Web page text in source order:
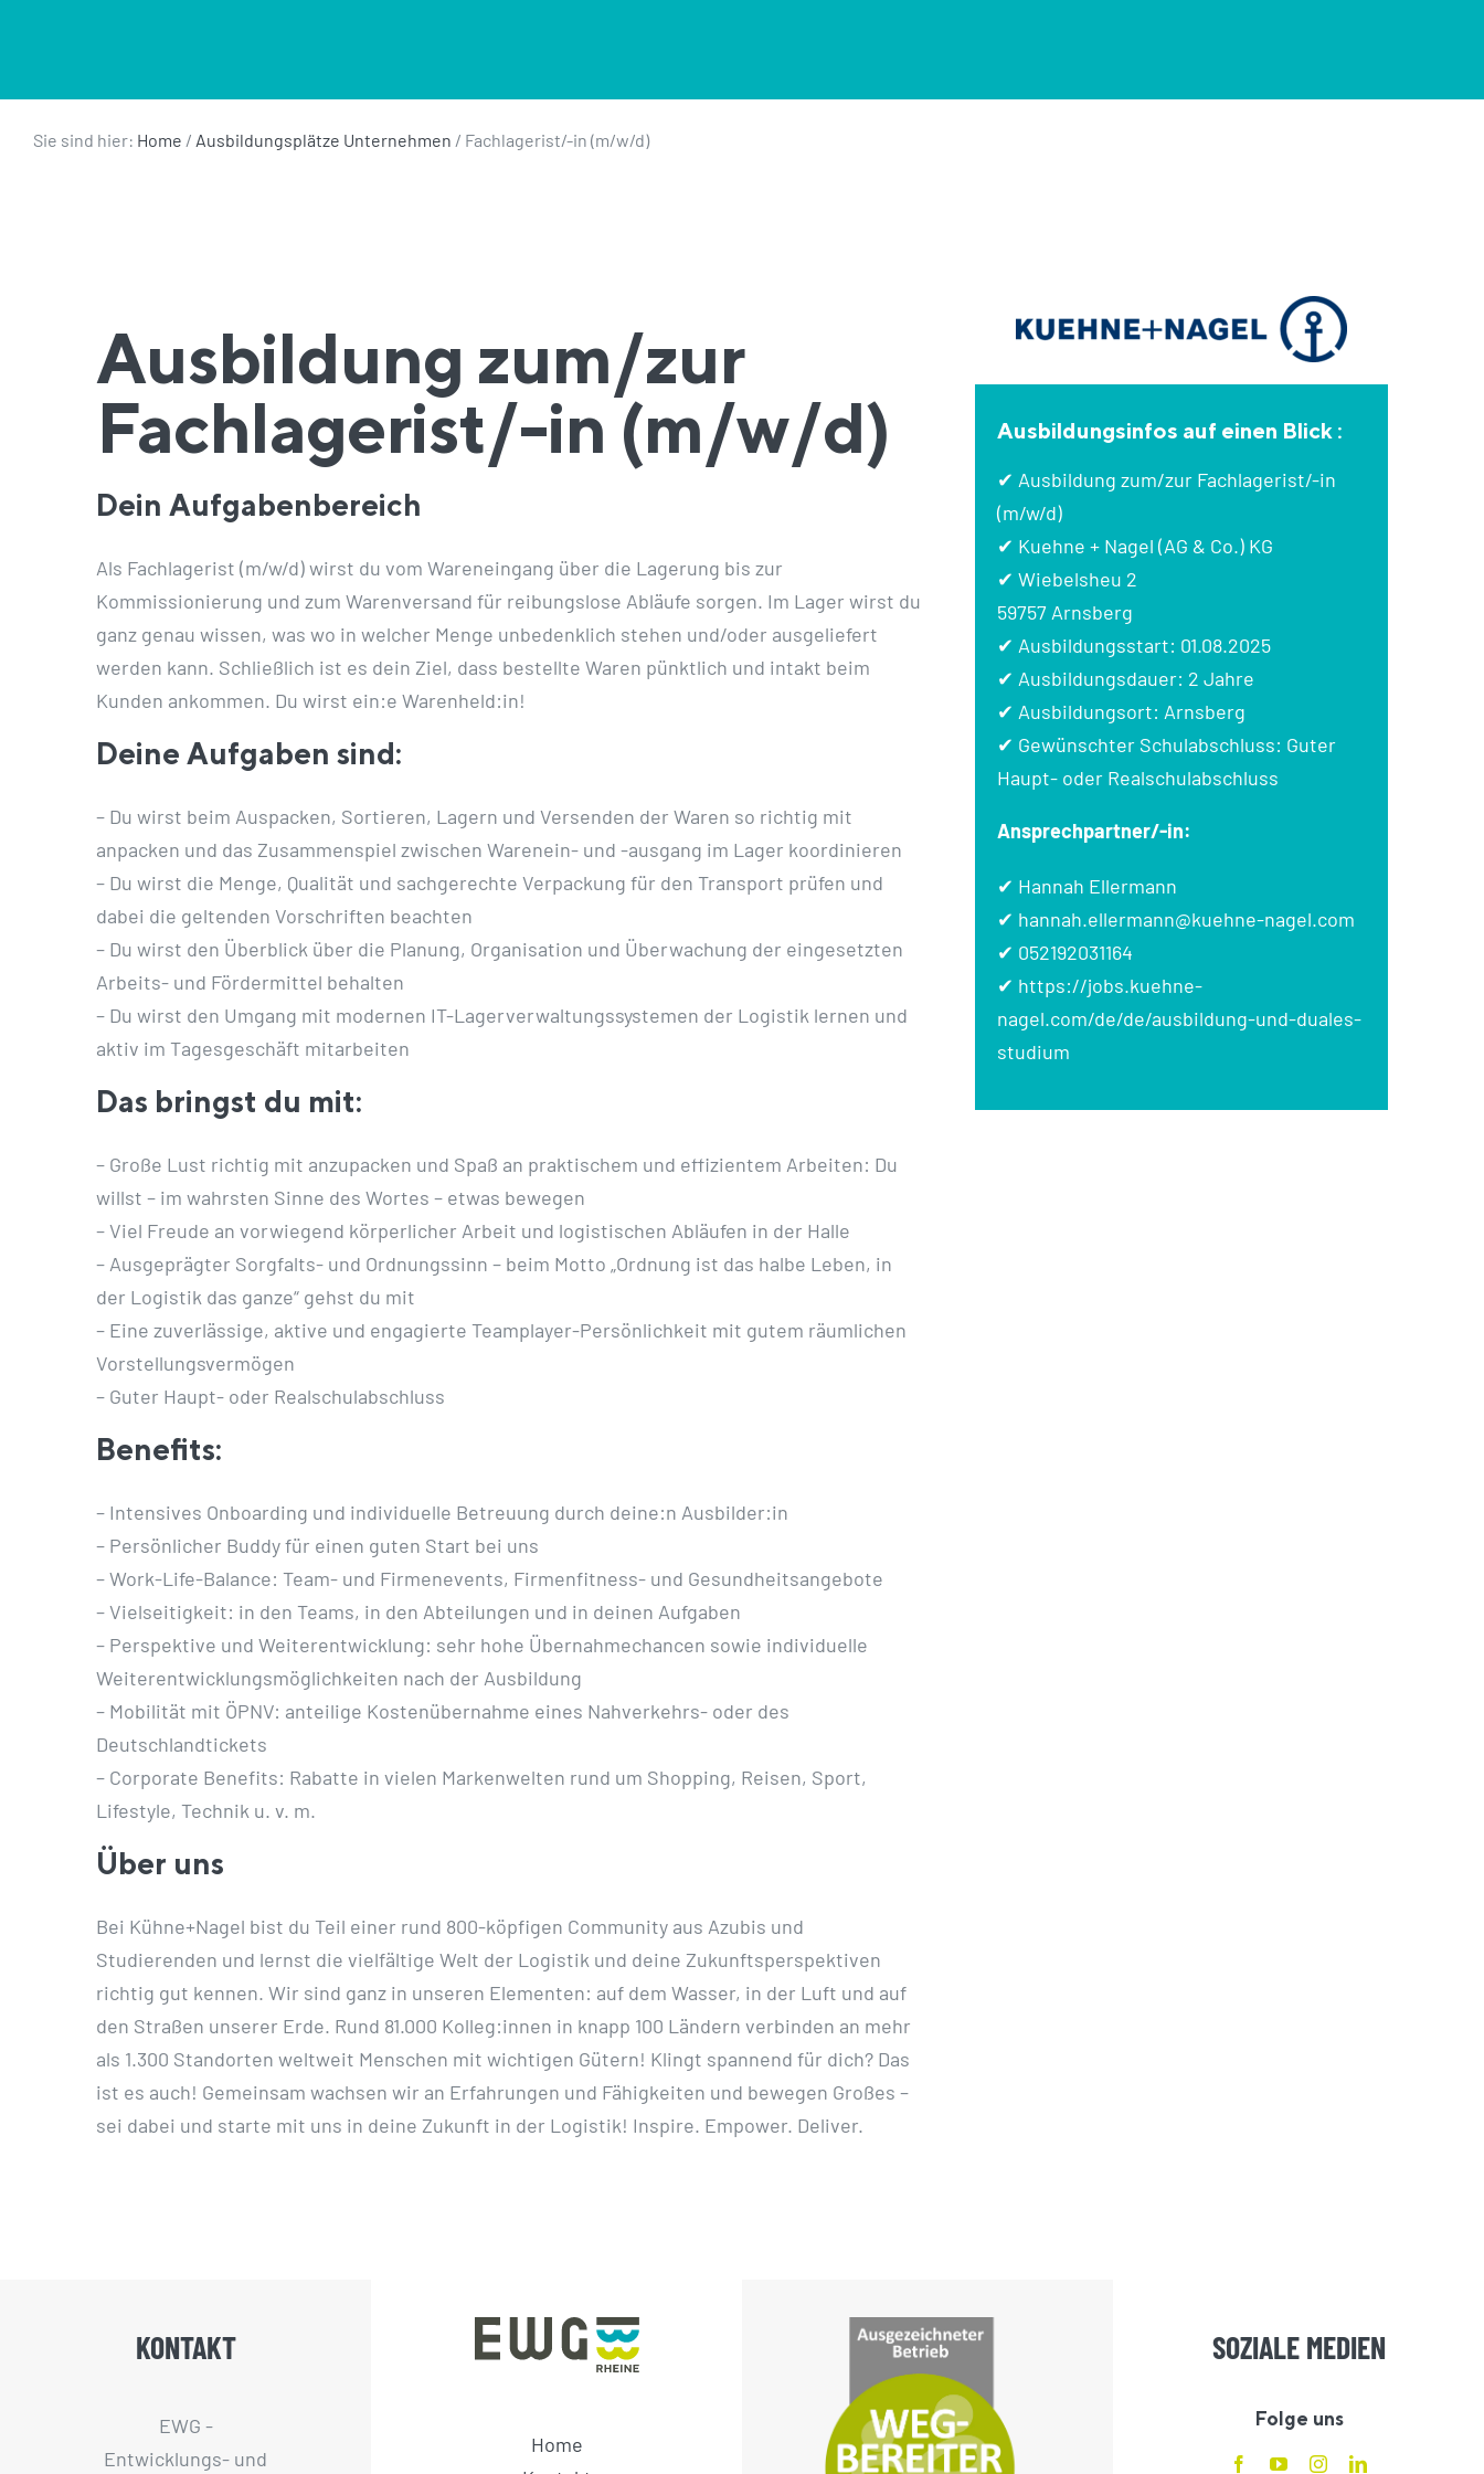
Sie sind hier: Home / Ausbildungsplätze Unternehmen / Fachlagerist/-in (m/w/d)
Ausbildung zum/zur
Fachlagerist/-in (m/w/d)
Dein Aufgabenbereich
Als Fachlagerist (m/w/d) wirst du vom Wareneingang über die Lagerung bis zur
Kommissionierung und zum Warenversand für reibungslose Abläufe sorgen. Im Lager wirst du
ganz genau wissen, was wo in welcher Menge unbedenklich stehen und/oder ausgeliefert
werden kann. Schließlich ist es dein Ziel, dass bestellte Waren pünktlich und intakt beim
Kunden ankommen. Du wirst ein:e Warenheld:in!
Deine Aufgaben sind:
– Du wirst beim Auspacken, Sortieren, Lagern und Versenden der Waren so richtig mit
anpacken und das Zusammenspiel zwischen Warenein- und -ausgang im Lager koordinieren
– Du wirst die Menge, Qualität und sachgerechte Verpackung für den Transport prüfen und
dabei die geltenden Vorschriften beachten
– Du wirst den Überblick über die Planung, Organisation und Überwachung der eingesetzten
Arbeits- und Fördermittel behalten
– Du wirst den Umgang mit modernen IT-Lagerverwaltungssystemen der Logistik lernen und
aktiv im Tagesgeschäft mitarbeiten
Das bringst du mit:
– Große Lust richtig mit anzupacken und Spaß an praktischem und effizientem Arbeiten: Du
willst – im wahrsten Sinne des Wortes – etwas bewegen
– Viel Freude an vorwiegend körperlicher Arbeit und logistischen Abläufen in der Halle
– Ausgeprägter Sorgfalts- und Ordnungssinn – beim Motto „Ordnung ist das halbe Leben, in
der Logistik das ganze“ gehst du mit
– Eine zuverlässige, aktive und engagierte Teamplayer-Persönlichkeit mit gutem räumlichen
Vorstellungsvermögen
– Guter Haupt- oder Realschulabschluss
Benefits:
– Intensives Onboarding und individuelle Betreuung durch deine:n Ausbilder:in
– Persönlicher Buddy für einen guten Start bei uns
– Work-Life-Balance: Team- und Firmenevents, Firmenfitness- und Gesundheitsangebote
– Vielseitigkeit: in den Teams, in den Abteilungen und in deinen Aufgaben
– Perspektive und Weiterentwicklung: sehr hohe Übernahmechancen sowie individuelle
Weiterentwicklungsmöglichkeiten nach der Ausbildung
– Mobilität mit ÖPNV: anteilige Kostenübernahme eines Nahverkehrs- oder des
Deutschlandtickets
– Corporate Benefits: Rabatte in vielen Markenwelten rund um Shopping, Reisen, Sport,
Lifestyle, Technik u. v. m.
Über uns
Bei Kühne+Nagel bist du Teil einer rund 800-köpfigen Community aus Azubis und
Studierenden und lernst die vielfältige Welt der Logistik und deine Zukunftsperspektiven
richtig gut kennen. Wir sind ganz in unseren Elementen: auf dem Wasser, in der Luft und auf
den Straßen unserer Erde. Rund 81.000 Kolleg:innen in knapp 100 Ländern verbinden an mehr
als 1.300 Standorten weltweit Menschen mit wichtigen Gütern! Klingt spannend für dich? Das
ist es auch! Gemeinsam wachsen wir an Erfahrungen und Fähigkeiten und bewegen Großes –
sei dabei und starte mit uns in deine Zukunft in der Logistik! Inspire. Empower. Deliver.
Ausbildungsinfos auf einen Blick :
✔ Ausbildung zum/zur Fachlagerist/-in
(m/w/d)
✔ Kuehne + Nagel (AG & Co.) KG
✔ Wiebelsheu 2
59757 Arnsberg
✔ Ausbildungsstart: 01.08.2025
✔ Ausbildungsdauer: 2 Jahre
✔ Ausbildungsort: Arnsberg
✔ Gewünschter Schulabschluss: Guter
Haupt- oder Realschulabschluss
Ansprechpartner/-in:
✔ Hannah Ellermann
✔ hannah.ellermann@kuehne-nagel.com
✔ 052192031164
✔ https://jobs.kuehne-
nagel.com/de/de/ausbildung-und-duales-
studium
KONTAKT
EWG -
Entwicklungs- und
Home
SOZIALE MEDIEN
Folge uns